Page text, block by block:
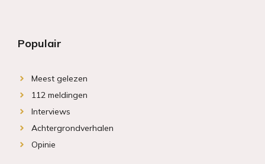
Populair
Meest gelezen
112 meldingen
Interviews
Achtergrondverhalen
Opinie